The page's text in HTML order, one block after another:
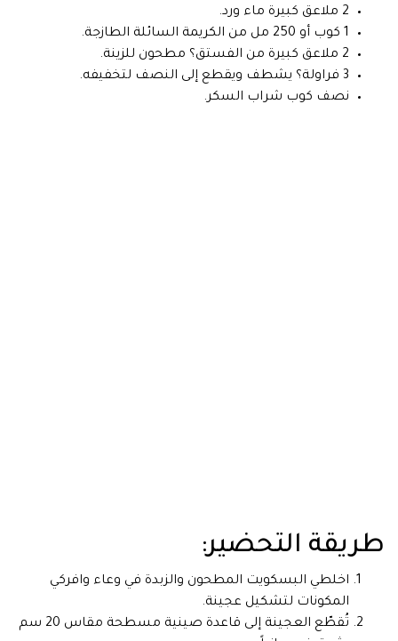
2 ملاعق كبيرة ماء ورد.
1 كوب أو 250 مل من الكريمة السائلة الطازجة.
2 ملاعق كبيرة من الفستق؟ مطحون للزينة.
3 فراولة؟ يشطف ويقطع إلى النصف لتخفيفه.
نصف كوب شراب السكر.
طريقة التحضير:
اخلطي البسكويت المطحون والزبدة في وعاء وافركي
المكونات لتشكيل عجينة.
تُقطّع العجينة إلى قاعدة صينية مسطحة مقاس 20 سم